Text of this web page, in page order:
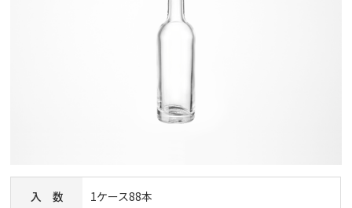
入 数 1ケース88本